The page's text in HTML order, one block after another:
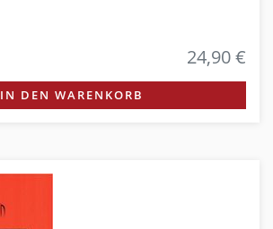
24,90 €
IN DEN WARENKORB